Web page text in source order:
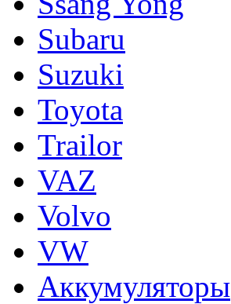
Subaru
Suzuki
Toyota
Trailor
VAZ
Volvo
VW
Аккумуляторы